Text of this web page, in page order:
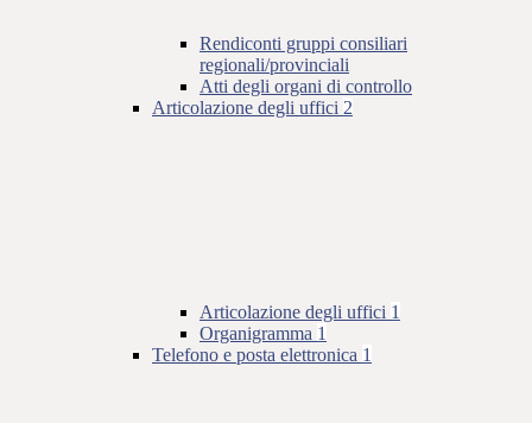
Rendiconti gruppi consiliari
regionali/provinciali
Atti degli organi di controllo
Articolazione degli uffici 2
Articolazione degli uffici 1
Organigramma 1
Telefono e posta elettronica 1